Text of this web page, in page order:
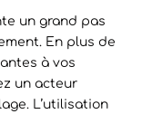
un grand pas
En plus de
à vos
un acteur
L’utilisation